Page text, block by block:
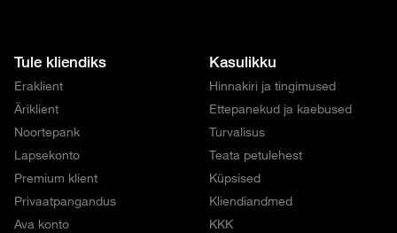
Tule kliendiks
Eraklient
Äriklient
Noortepank
Lapsekonto
Premium klient
Privaatpangandus
Ava konto
Kasulikku
Hinnakiri ja tingimused
Ettepanekud ja kaebused
Turvalisus
Teata petulehest
Küpsised
Kliendiandmed
KKK